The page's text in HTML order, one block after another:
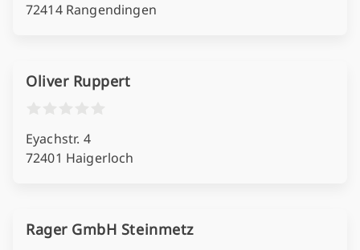
72414 Rangendingen
Oliver Ruppert
Eyachstr. 4
72401 Haigerloch
Rager GmbH Steinmetz